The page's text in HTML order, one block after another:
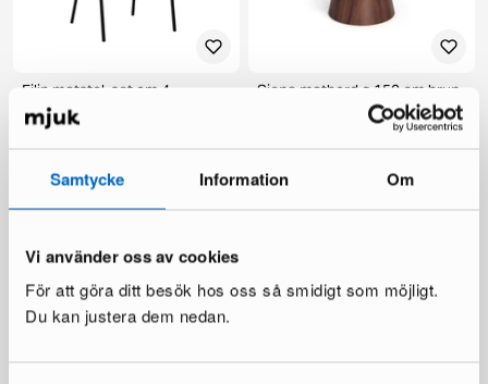
Samtycke Information Om
Vi använder oss av cookies
För att göra ditt besök hos oss så smidigt som möjligt.
Du kan justera dem nedan.
Filip matstol, set om 4
2 i lager ·
149 €
Siena matbord ø 150 cm brun